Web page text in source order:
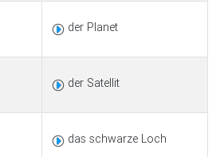
der Planet
der Satellit
das schwarze Loch